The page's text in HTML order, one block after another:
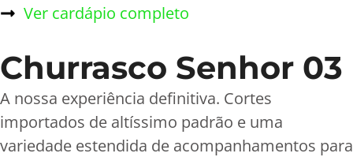
Ver cardápio completo
Churrasco Senhor 03
A nossa experiência definitiva. Cortes
importados de altíssimo padrão e uma
variedade estendida de acompanhamentos para